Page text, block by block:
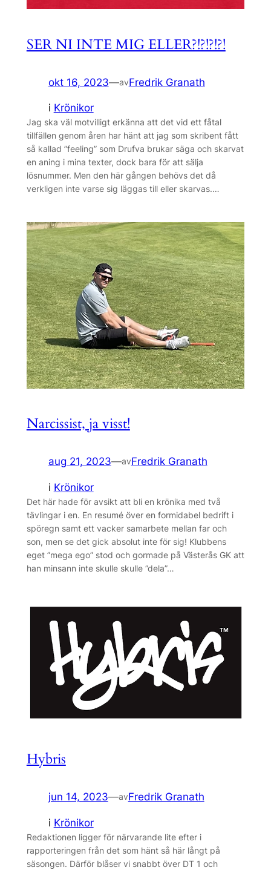
SER NI INTE MIG ELLER?!?!?!?!
okt 16, 2023—avFredrik Granath
i Krönikor
Jag ska väl motvilligt erkänna att det vid ett fåtal
tillfällen genom åren har hänt att jag som skribent fått
så kallad ”feeling” som Drufva brukar säga och skarvat
en aning i mina texter, dock bara för att sälja
lösnummer. Men den här gången behövs det då
verkligen inte varse sig läggas till eller skarvas.…
Narcissist, ja visst!
aug 21, 2023—avFredrik Granath
i Krönikor
Det här hade för avsikt att bli en krönika med två
tävlingar i en. En resumé över en formidabel bedrift i
spöregn samt ett vacker samarbete mellan far och
son, men se det gick absolut inte för sig! Klubbens
eget ”mega ego” stod och gormade på Västerås GK att
han minsann inte skulle skulle ”dela”…
Hybris
jun 14, 2023—avFredrik Granath
i Krönikor
Redaktionen ligger för närvarande lite efter i
rapporteringen från det som hänt så här långt på
säsongen. Därför blåser vi snabbt över DT 1 och